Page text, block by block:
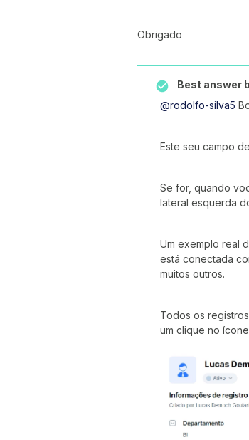
Obrigado
Best answer
@rodolfo-silva5
Este seu campo
Se for, quando
lateral esquerda
Um exemplo real
está conectada
muitos outros.
Todos os
um clique no